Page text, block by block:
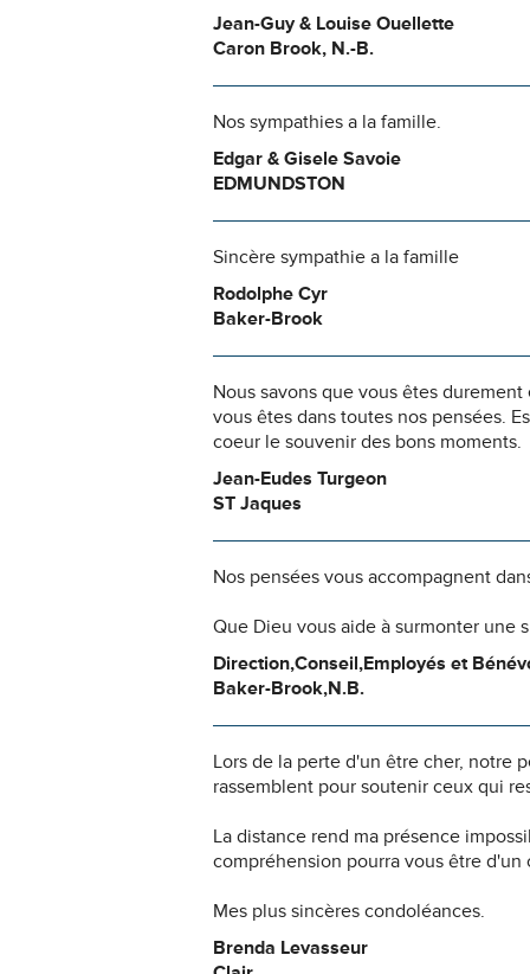
Jean-Guy & Louise Ouellette
Caron Brook, N.-B.
Nos sympathies a la famille.
Edgar & Gisele Savoie
EDMUNDSTON
Sincère sympathie a la famille
Rodolphe Cyr
Baker-Brook
Nous savons que vous êtes
vous êtes dans toutes nos pensées.
coeur le souvenir des bons moments.
Jean-Eudes Turgeon
ST Jaques
Nos pensées vous accompagnent
Que Dieu vous aide à surmonter une
Direction,Conseil,Employés et
Baker-Brook,N.B.
Lors de la perte d'un être cher, notre
rassemblent pour soutenir ceux qui
La distance rend ma présence
compréhension pourra vous être d'un
Mes plus sincères condoléances.
Brenda Levasseur